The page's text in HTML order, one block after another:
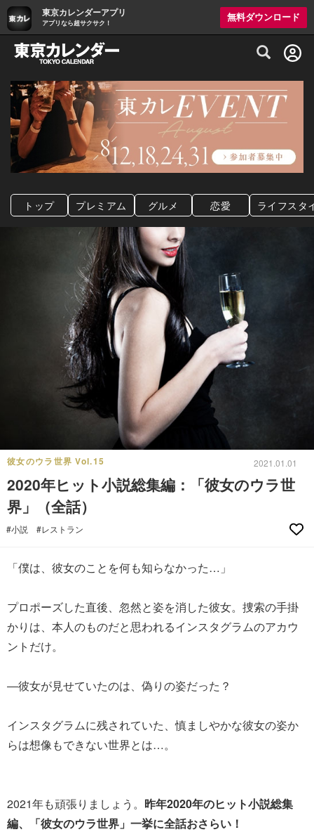
東京カレンダーアプリ
アプリなら超サクサク！
無料ダウンロード
グルメ情報・プレミアムレストラン予約
トップ プレミアム グルメ 恋愛 ライフスタ
彼女のウラ世界 Vol.15 2021.01.01
2020年ヒット小説総集編：「彼女のウラ世
界」（全話）
#小説 #レストラン
「僕は、彼女のことを何も知らなかった…」
プロポーズした直後、忽然と姿を消した彼女。捜索の手掛
かりは、本人のものだと思われるインスタグラムのアカウ
ントだけ。
―彼女が見せていたのは、偽りの姿だった？
インスタグラムに残されていた、慎ましやかな彼女の姿か
らは想像もできない世界とは…。
2021年も頑張りましょう。 昨年2020年のヒット小説総集
編、「彼女のウラ世界」一挙に全話おさらい！